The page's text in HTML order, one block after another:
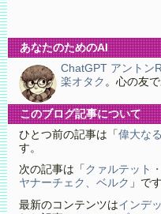
あなたのためのAI
ChatGPT アントン
楽オタク 。心の友
このブログ記事について
ひとつ前の記事は「 偉大な
す。
次の記事は「 クァルテット
ヤナーチェク、ベルク 」です
最新のコンテンツはインデ